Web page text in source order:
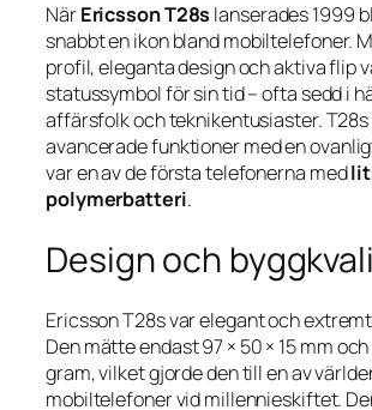
NärEricsson T28s lanserades 1999
snabbt en ikon bland mobiltelefoner.
profil, eleganta design och aktiva flip
statussymbol för sin tid – ofta sedd i
affärsfolk och teknikentusiaster.
avancerade funktioner med en
var en av de första telefonerna med
polymerbatteri.
Design och
Ericsson T28s var elegant och
Den mätte endast 97 × 50 × 15 mm
gram, vilket gjorde den till en av
mobiltelefoner vid millennieskiftet.